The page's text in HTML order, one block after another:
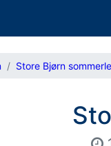
Store Bjørn